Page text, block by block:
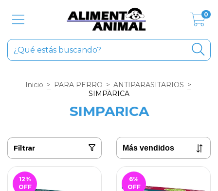
0
Inicio > PARA PERRO > ANTIPARASITARIOS >
SIMPARICA
SIMPARICA
Filtrar
12%
OFF
6%
OFF